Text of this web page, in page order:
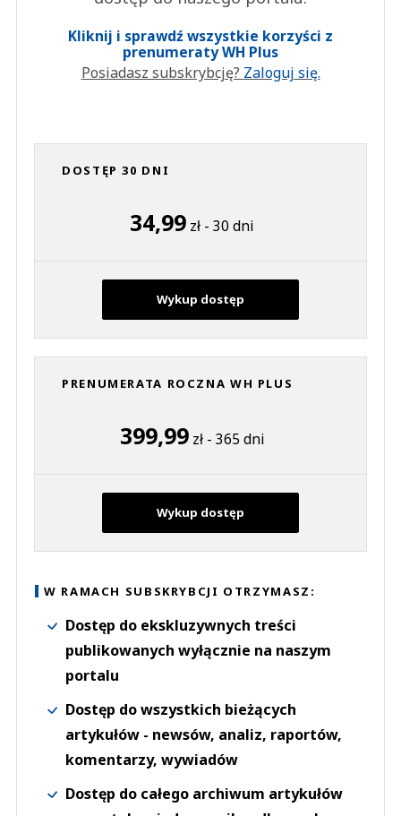
Kliknij i sprawdź wszystkie korzyści z
prenumeraty WH Plus
Posiadasz subskrybcję? Zaloguj się.
DOSTĘP 30 DNI
34,99 zł - 30 dni
Wykup dostęp
PRENUMERATA ROCZNA WH PLUS
399,99zł - 365 dni
Wykup dostęp
W RAMACH SUBSKRYBCJI OTRZYMASZ:
Dostęp do ekskluzywnych treści
publikowanych wyłącznie na naszym
portalu
Dostęp do wszystkich bieżących
artykułów - newsów, analiz, raportów,
komentarzy, wywiadów
Dostęp do całego archiwum artykułów